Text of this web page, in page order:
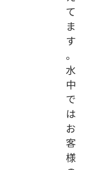
て
ま
す
。
水
中
で
は
お
客
様